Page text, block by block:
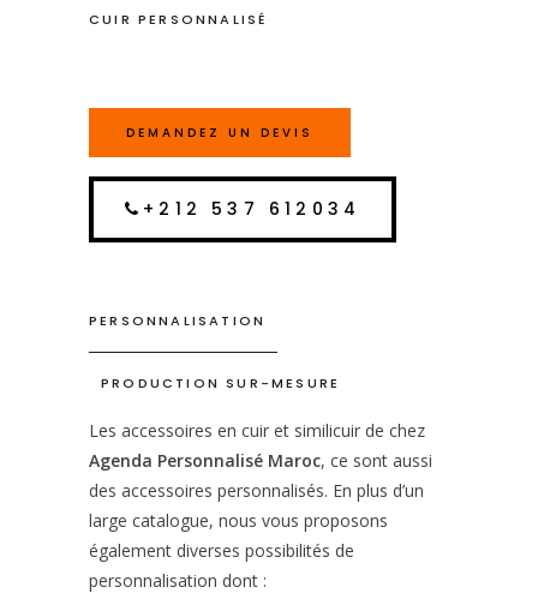
CUIR PERSONNALISÉ
DEMANDEZ UN DEVIS
+212 537 612034
PERSONNALISATION
PRODUCTION SUR-MESURE
Les accessoires en cuir et similicuir de chez
Agenda Personnalisé Maroc, ce sont aussi
des accessoires personnalisés. En plus d’un
large catalogue, nous vous proposons
également diverses possibilités de
personnalisation dont :